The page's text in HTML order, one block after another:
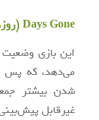
Days Gone (روزهای رفته)
این بازی
می‌دهد، که پس
شدن بیشتر
غیرقابل